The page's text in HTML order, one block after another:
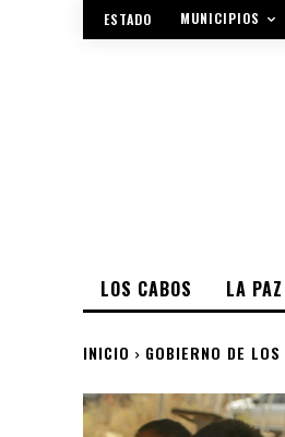
ESTADO MUNICIPIOS
LOS CABOS LA PAZ
INICIO GOBIERNO DE LOS